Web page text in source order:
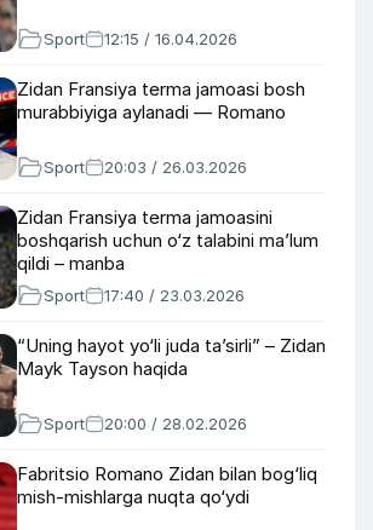
Sport 12:15 / 16.04.2026
Zidan Fransiya terma jamoasi bosh
murabbiyiga aylanadi — Romano
Sport 20:03 / 26.03.2026
Zidan Fransiya terma jamoasini
boshqarish uchun o‘z talabini ma’lum
qildi – manba
Sport 17:40 / 23.03.2026
“Uning hayot yo‘li juda ta’sirli” – Zidan
Mayk Tayson haqida
Sport 20:00 / 28.02.2026
Fabritsio Romano Zidan bilan bog‘liq
mish-mishlarga nuqta qo‘ydi